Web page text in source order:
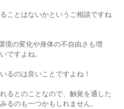
ことはないかというご相談ですね
境の変化や身体の不自由さも増
ですよね。
るのは良いことですよね！
るとのことなので、触覚を通した
るのも一つかもしれません。